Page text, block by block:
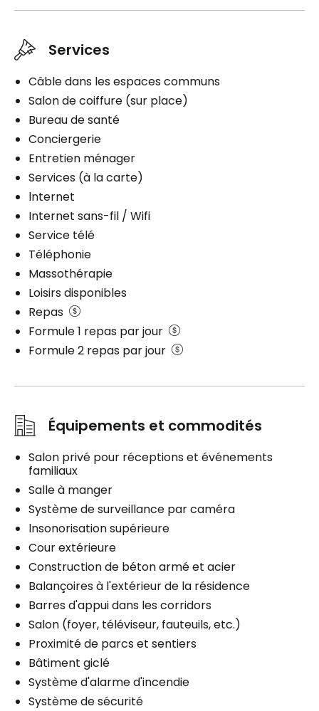
Commodités
Espace de rangement
Air climatisé dans l’unité
Balcon / Terrasse
Services inclus à l'unité
Électricité / Chauffage
Accès Internet
Ligne téléphonique
Entretien ménager
Entretien literie / vêtements
Câblodistribution
Planifier une visite
Commodités
Bracelet / Tirette d'urgence
Espace de rangement
Balcon / Terrasse
Services inclus à l'unité
Câblodistribution
Électricité / Chauffage
Accès Internet
Ligne téléphonique
Planifier une visite
Services
Câble dans les espaces communs
Salon de coiffure (sur place)
Bureau de santé
Conciergerie
Entretien ménager
Services (à la carte)
lnternet
Internet sans-fil / Wifi
Service télé
Téléphonie
Massothérapie
Loisirs disponibles
Repas
Formule 1 repas par jour
Formule 2 repas par jour
Équipements et commodités
Salon privé pour réceptions et événements
familiaux
Salle à manger
Système de surveillance par caméra
lnsonorisation supérieure
Cour extérieure
Construction de béton armé et acier
Balançoires à l'extérieur de la résidence
Barres d'appui dans les corridors
Salon (foyer, téléviseur, fauteuils, etc.)
Proximité de parcs et sentiers
Bâtiment giclé
Système d'alarme d'incendie
Système de sécurité